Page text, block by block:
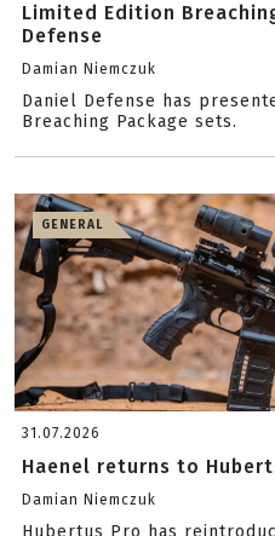
Limited Edition
Defense
Damian Niemczuk
Daniel Defense has
Breaching Package sets.
GENERAL
31.07.2026
Haenel returns to
Damian Niemczuk
Hubertus Pro has